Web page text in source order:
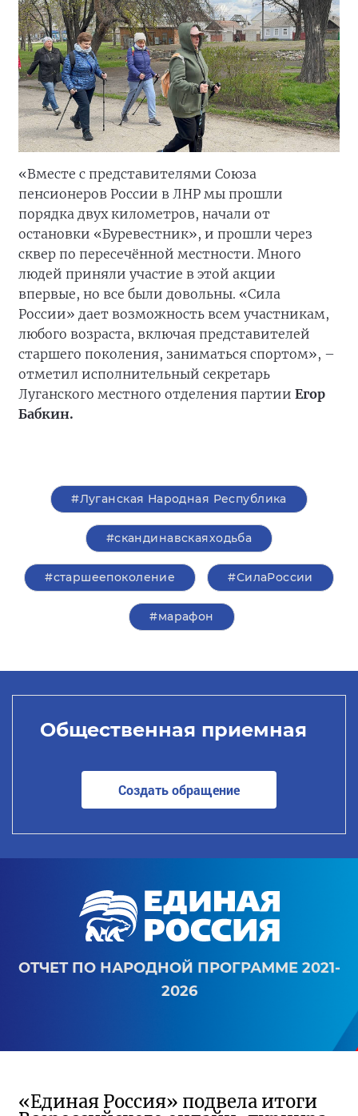
«Вместе с представителями Союза
пенсионеров России в ЛНР мы прошли
порядка двух километров, начали от
остановки «Буревестник», и прошли через
сквер по пересечённой местности. Много
людей приняли участие в этой акции
впервые, но все были довольны. «Сила
России» дает возможность всем участникам,
любого возраста, включая представителей
старшего поколения, заниматься спортом», –
отметил исполнительный секретарь
Луганского местного отделения партии Егор
Бабкин.
#Луганская Народная Республика
#скандинавскаяходьба
#старшеепоколение #СилаРоссии
#марафон
Общественная приемная
Создать обращение
ОТЧЕТ ПО НАРОДНОЙ ПРОГРАММЕ 2021-
2026
«Единая Россия» подвела итоги